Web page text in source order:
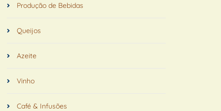
Produção de Bebidas
Queijos
Azeite
Vinho
Café & Infusões